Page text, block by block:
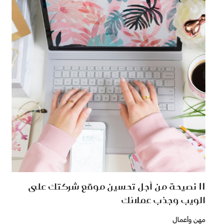
11 نصيحة من أجل تحسين موقع شركتك على
الويب وجذب عملائك
مهن وأعمال